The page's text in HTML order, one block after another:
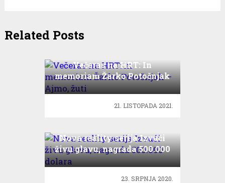
Related Posts
Večeras na HRT: In
memoriam Žarko Potočnjak
– Ajmo, žuti
21. LISTOPADA 2021.
Nova reality serija Izvući
živu glavu, nagrada 500.000
dolara
23. SRPNJA 2020.